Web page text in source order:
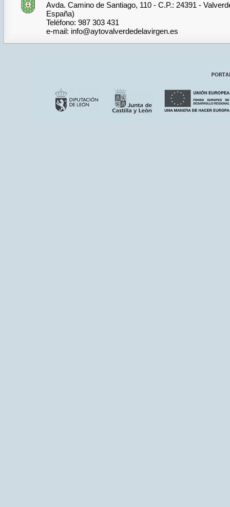
Avda. Camino de Santiago, 110 - C.P.: 24391 -
España)
Teléfono: 987 303 431
e-mail: info@aytovalverdedelavirgen.es